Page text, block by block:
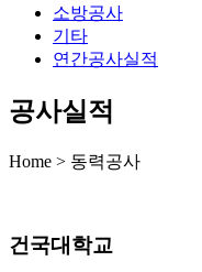
소방공사
기타
연간공사실적
공사실적
Home > 동력공사
건국대학교